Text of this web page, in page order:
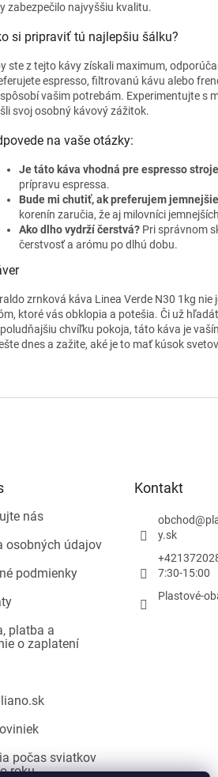
zabezpečilo najvyššiu kvalitu.
si pripraviť tú najlepšiu šálku?
ste z tejto kávy získali maximum,
espresso, filtrovanú kávu alebo
vašim potrebám. Experimentujte s
svoj osobný kávový zážitok.
na vaše otázky:
Je táto káva vhodná pre espresso
prípravu espressa.
Bude mi chutiť, ak preferujem
korenín zaručia, že aj milovníci
Ako dlho vydrží čerstvá? Pri správnom
čerstvosť a arómu po dlhú dobu.
zrnková káva Linea Verde N30 1kg nie
ktoré vás obklopia a potešia. Či už
chvíľku pokoja, táto káva je
dnes a zažite, aké je to mať kúsok
nás
osobných údajov
podmienky
platba a
o zaplatení
počas sviatkov
roku
Kontakt
obchod@
y.sk
7:30-15:00
Plastové-